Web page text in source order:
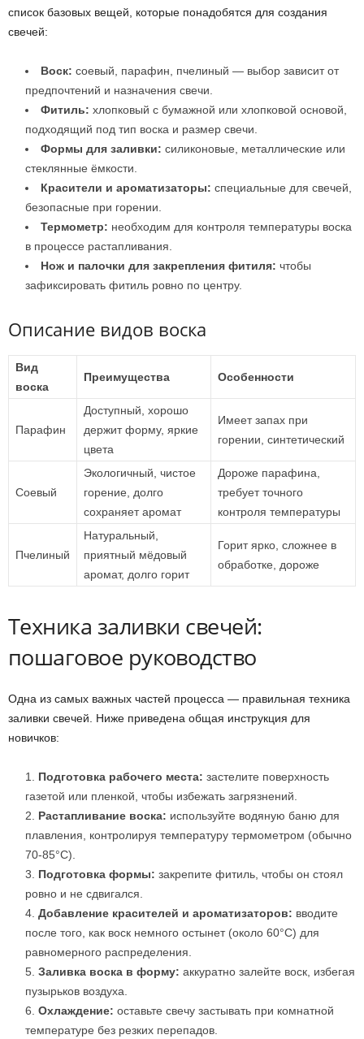
список базовых вещей, которые понадобятся для создания
свечей:
Воск: соевый, парафин, пчелиный — выбор зависит от
предпочтений и назначения свечи.
Фитиль: хлопковый с бумажной или хлопковой основой,
подходящий под тип воска и размер свечи.
Формы для заливки: силиконовые, металлические или
стеклянные ёмкости.
Красители и ароматизаторы: специальные для свечей,
безопасные при горении.
Термометр: необходим для контроля температуры воска
в процессе растапливания.
Нож и палочки для закрепления фитиля: чтобы
зафиксировать фитиль ровно по центру.
Описание видов воска
Вид
воска
Преимущества Особенности
Парафин
Доступный, хорошо
держит форму, яркие
цвета
Имеет запах при
горении, синтетический
Соевый
Экологичный, чистое
горение, долго
сохраняет аромат
Дороже парафина,
требует точного
контроля температуры
Пчелиный
Натуральный,
приятный мёдовый
аромат, долго горит
Горит ярко, сложнее в
обработке, дороже
Техника заливки свечей:
пошаговое руководство
Одна из самых важных частей процесса — правильная техника
заливки свечей. Ниже приведена общая инструкция для
новичков:
Подготовка рабочего места: застелите поверхность
газетой или пленкой, чтобы избежать загрязнений.
Растапливание воска: используйте водяную баню для
плавления, контролируя температуру термометром (обычно
70-85°С).
Подготовка формы: закрепите фитиль, чтобы он стоял
ровно и не сдвигался.
Добавление красителей и ароматизаторов: вводите
после того, как воск немного остынет (около 60°С) для
равномерного распределения.
Заливка воска в форму: аккуратно залейте воск, избегая
пузырьков воздуха.
Охлаждение: оставьте свечу застывать при комнатной
температуре без резких перепадов.